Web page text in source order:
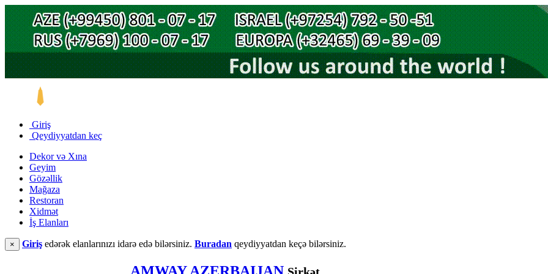
Giriş
Qeydiyyatdan keç
Dekor və Xına
Geyim
Gözəllik
Mağaza
Restoran
Xidmət
İş Elanları
× Giriş edərək elanlarınızı idarə edə bilərsiniz. Buradan qeydiyyatdan keçə bilərsiniz.